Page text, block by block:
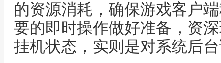
的资源消耗，确保游戏客户
要的即时操作做好准备，资
挂机状态，实则是对系统后